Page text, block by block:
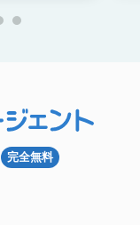
完全無料